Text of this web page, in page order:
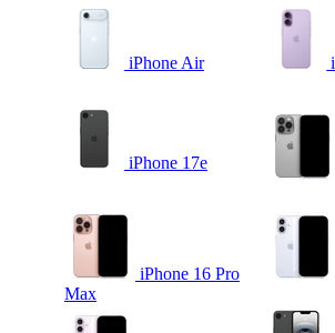
iPhone Air
iPhone 17e
iPhone 16 Pro
Max